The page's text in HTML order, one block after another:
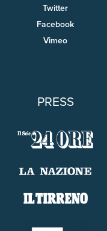
Twitter
Facebook
Vimeo
PRESS